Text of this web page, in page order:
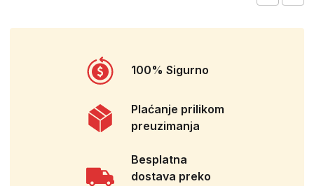
100% Sigurno
Plaćanje prilikom
preuzimanja
Besplatna
dostava preko